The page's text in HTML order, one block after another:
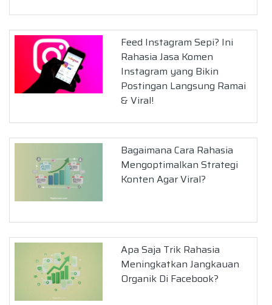
Feed Instagram Sepi? Ini
Rahasia Jasa Komen
Instagram yang Bikin
Postingan Langsung Ramai
& Viral!
Bagaimana Cara Rahasia
Mengoptimalkan Strategi
Konten Agar Viral?
Apa Saja Trik Rahasia
Meningkatkan Jangkauan
Organik Di Facebook?